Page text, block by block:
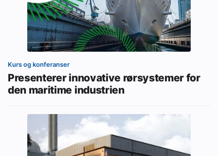
Kurs og konferanser
Presenterer innovative rørsystemer for
den maritime industrien